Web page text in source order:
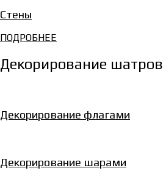
Стены
ПОДРОБНЕЕ
Декорирование шатров
Декорирование флагами
Декорирование шарами